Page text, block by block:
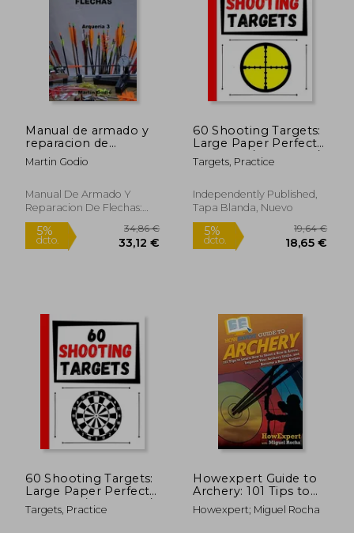
5%
dcto. 25,44 €
5%
dcto.
Manual de armado y
reparacion de
FLECHAS: Arqueria 3
Martin Godio
Manual De Armado Y
Reparacion De Flechas:
Arq, Tapa Blanda, Nuevo
60 Shooting Targets:
Large Paper Perfect
for Rifles / Firearms /
BB / AirSoft / Pistols /
(en Inglés)
Targets, Practice
Independently Published,
Tapa Blanda, Nuevo
60 Shooting Targets:
Large Paper Perfect
for Rifles / Firearms /
BB / AirSoft / Pistols /
Targets, Practice
Howexpert Guide to
Archery: 101 Tips to
Learn how to Shoot a
bow & Arrow,
Howexpert; Miguel Rocha